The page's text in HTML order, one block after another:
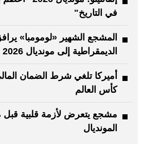
في التاريخ"
المشجع الشهير «لومومبا»
الديمقراطية إلى مونديال 2026
أميركا تلغي شرط الضمان
كأس العالم
مشجع يتعرض لأزمة قلبية قبل
المونديال